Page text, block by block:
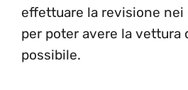
effettuare la revisione
per poter avere la vettura
possibile.